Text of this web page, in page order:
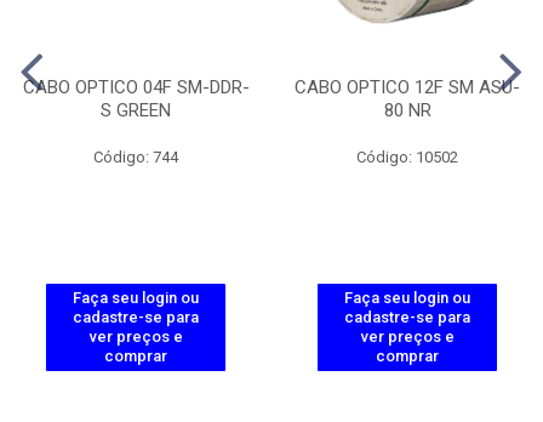
CABO OPTICO 04F SM-DDR-
S GREEN
Código: 744
Faça seu login ou
cadastre-se para
ver preços e
comprar
CABO OPTICO 12F SM ASU-
80 NR
Código: 10502
Faça seu login ou
cadastre-se para
ver preços e
comprar